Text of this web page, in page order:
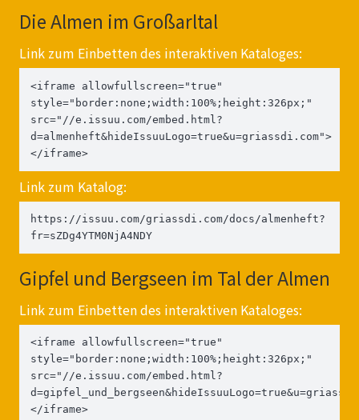
Die Almen im Großarltal
Link zum Einbetten des interaktiven Kataloges:
<iframe allowfullscreen="true"
style="border:none;width:100%;height:326px;"
src="//e.issuu.com/embed.html?
d=almenheft&hideIssuuLogo=true&u=griassdi.com">
</iframe>
Link zum Katalog:
https://issuu.com/griassdi.com/docs/almenheft?
fr=sZDg4YTM0NjA4NDY
Gipfel und Bergseen im Tal der Almen
Link zum Einbetten des interaktiven Kataloges:
<iframe allowfullscreen="true"
style="border:none;width:100%;height:326px;"
src="//e.issuu.com/embed.html?
</iframe>